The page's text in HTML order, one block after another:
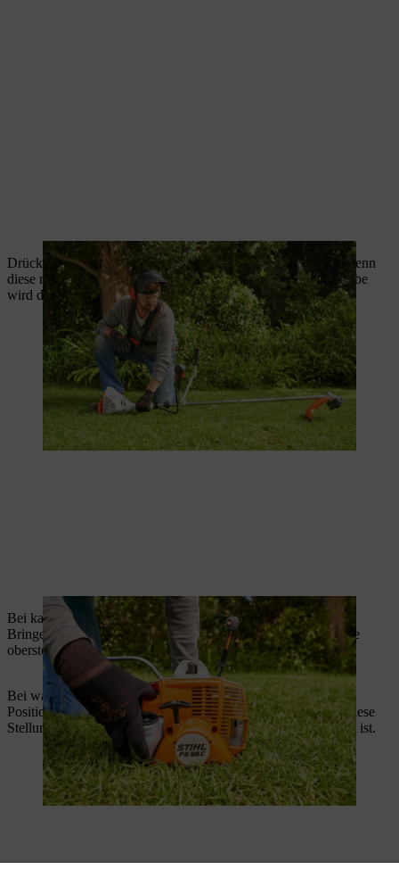
Drücken Sie die Kraftstoffpumpe mindestens fünfmal, auch wenn
diese noch mit Kraftstoff gefüllt ist. Die Anzahl der Anwerfhübe
wird dadurch reduziert und der Startvorgang somit erleichtert.
Bei kaltem Motor muss die Startklappe geschlossen werden.
Bringen Sie dazu den Chokehebel in die Position Kaltstart
, die
oberste Position.
Bei warmem Motor bringen Sie den Chokehebel auf die
PositionWarmstart
, die mittlere Position. Bitte benutzen Sie diese
Stellung auch, wenn der Motor schon gelaufen, aber noch kalt ist.